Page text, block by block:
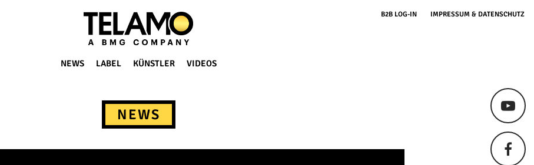
NEWS LABEL KÜNSTLER VIDEOS
B2B LOG-IN IMPRESSUM & DATENSCHUTZ
NEWS